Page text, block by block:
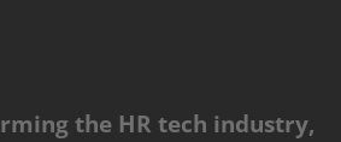
the HR tech industry,